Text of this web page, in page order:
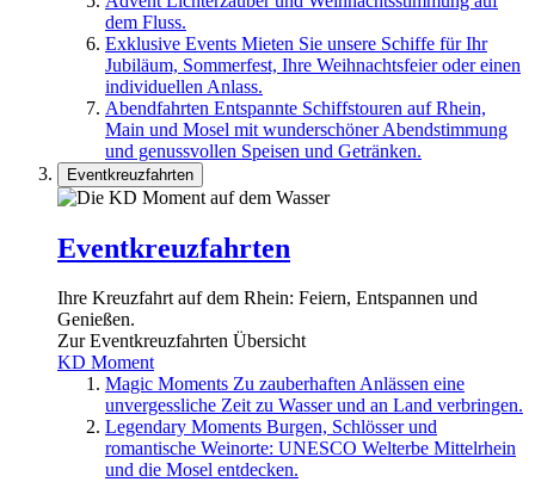
dem Fluss.
Exklusive Events Mieten Sie unsere Schiffe für Ihr
Jubiläum, Sommerfest, Ihre Weihnachtsfeier oder einen
individuellen Anlass.
Abendfahrten Entspannte Schiffstouren auf Rhein,
Main und Mosel mit wunderschöner Abendstimmung
und genussvollen Speisen und Getränken.
Eventkreuzfahrten
Eventkreuzfahrten
Ihre Kreuzfahrt auf dem Rhein: Feiern, Entspannen und
Genießen.
Zur Eventkreuzfahrten Übersicht
KD Moment
Magic Moments Zu zauberhaften Anlässen eine
unvergessliche Zeit zu Wasser und an Land verbringen.
Legendary Moments Burgen, Schlösser und
romantische Weinorte: UNESCO Welterbe Mittelrhein
und die Mosel entdecken.